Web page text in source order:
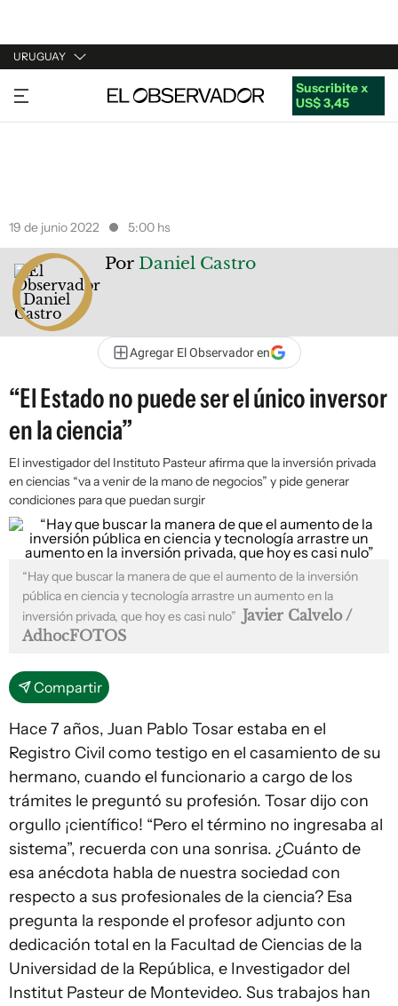
URUGUAY
URUGUAY
ARGENTINA
Suscribite x
US$ 3,45
19 de junio 2022 5:00 hs
Por Daniel Castro
Agregar El Observador en
“El Estado no puede ser el único inversor
en la ciencia”
El investigador del Instituto Pasteur afirma que la inversión privada
en ciencias “va a venir de la mano de negocios” y pide generar
condiciones para que puedan surgir
“Hay que buscar la manera de que el aumento de la inversión
pública en ciencia y tecnología arrastre un aumento en la
inversión privada, que hoy es casi nulo” Javier Calvelo /
AdhocFOTOS
Compartir
Hace 7 años, Juan Pablo Tosar estaba en el
Registro Civil como testigo en el casamiento de su
hermano, cuando el funcionario a cargo de los
trámites le preguntó su profesión. Tosar dijo con
orgullo ¡científico! “Pero el término no ingresaba al
sistema”, recuerda con una sonrisa. ¿Cuánto de
esa anécdota habla de nuestra sociedad con
respecto a sus profesionales de la ciencia? Esa
pregunta la responde el profesor adjunto con
dedicación total en la Facultad de Ciencias de la
Universidad de la República, e Investigador del
Institut Pasteur de Montevideo. Sus trabajos han